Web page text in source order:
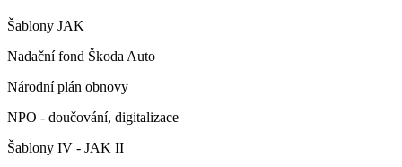
Šablony JAK
Nadační fond Škoda Auto
Národní plán obnovy
NPO - doučování, digitalizace
Šablony IV - JAK II